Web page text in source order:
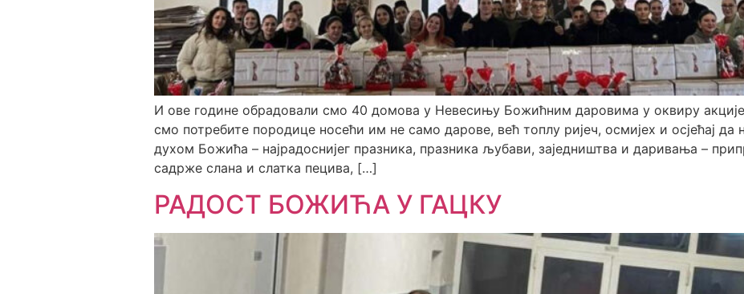
И ове године обрадовали смо 40 домова у Невесињу Божићним даровима у оквиру
смо потребите породице носећи им не само дарове, већ топлу ријеч, осмијех и осјећај
духом Божића – најрадоснијег празника, празника љубави, заједништва и даривања –
садрже слана и слатка пецива, […]
РАДОСТ БОЖИЋА У ГАЦКУ